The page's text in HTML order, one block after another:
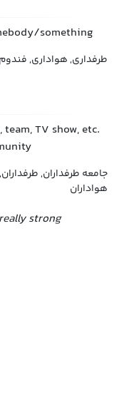
something
طرفداری, هواداری, فندوم
TV show, etc.
جامعه طرفداران,
هواداران
strong